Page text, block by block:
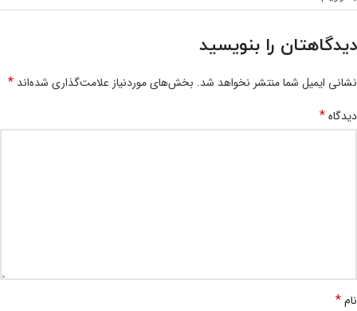
دیدگاهتان را بنویسید
نشانی ایمیل شما منتشر نخواهد شد. بخش‌های موردنیاز علامت‌گذاری شده‌اند *
دیدگاه*
نام*